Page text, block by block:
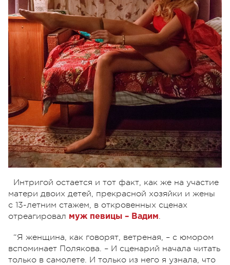
Интригой остается и тот факт, как же на участие
матери двоих детей, прекрасной хозяйки и жены
с 13-летним стажем, в откровенных сценах
отреагировал муж певицы – Вадим.
“Я женщина, как говорят, ветреная, – с юмором
вспоминает Полякова. – И сценарий начала читать
только в самолете. И только из него я узнала, что